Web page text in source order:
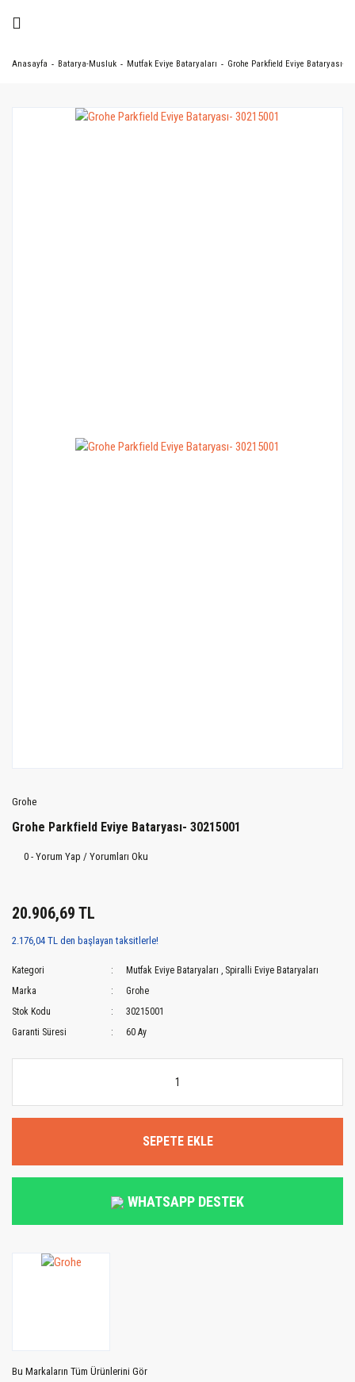
Anasayfa Batarya-Musluk Mutfak Eviye Bataryaları Grohe Parkfield Eviye Bataryası-
Grohe
Grohe Parkfield Eviye Bataryası- 30215001
0 - Yorum Yap / Yorumları Oku
20.906,69 TL
2.176,04 TL den başlayan taksitlerle!
Kategori Mutfak Eviye Bataryaları , Spiralli Eviye Bataryaları
Marka
Grohe
Stok Kodu
30215001
Garanti Süresi
60 Ay
SEPETE EKLE
WHATSAPP DESTEK
Bu Markaların Tüm Ürünlerini Gör